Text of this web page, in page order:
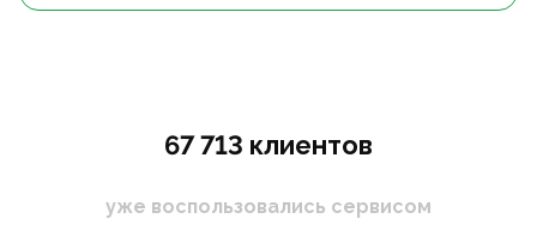
67 713 клиентов
уже воспользовались сервисом